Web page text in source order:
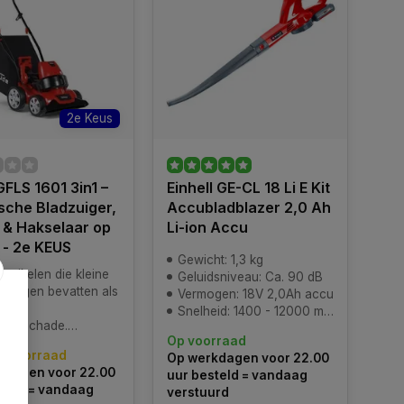
2e Keus
1601 3in1 –
Bladzuiger,
Hakselaar op
2e KEUS
die kleine
bevatten als
zijn echter goed
en Inclusief de
2 jaar garantie.
scherpe
voorraad
voor 22.00
= vandaag
Einhell GE-CL 18 Li E Kit
Accubladblazer 2,0 Ah
Li-ion Accu
Gewicht: 1,3 kg
Geluidsniveau: Ca. 90 dB
Vermogen: 18V 2,0Ah accu
Snelheid: 1400 - 12000 min^-1
Op voorraad
Op werkdagen voor 22.00
uur besteld = vandaag
verstuurd